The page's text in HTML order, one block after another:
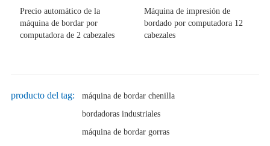
Precio automático de la
máquina de bordar por
computadora de 2 cabezales
Máquina de impresión de
bordado por computadora 12
cabezales
producto del tag:
máquina de bordar chenilla
bordadoras industriales
máquina de bordar gorras